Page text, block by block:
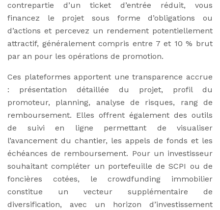
contrepartie d’un ticket d’entrée réduit, vous
financez le projet sous forme d’obligations ou
d’actions et percevez un rendement potentiellement
attractif, généralement compris entre 7 et 10 % brut
par an pour les opérations de promotion.
Ces plateformes apportent une transparence accrue
: présentation détaillée du projet, profil du
promoteur, planning, analyse de risques, rang de
remboursement. Elles offrent également des outils
de suivi en ligne permettant de visualiser
l’avancement du chantier, les appels de fonds et les
échéances de remboursement. Pour un investisseur
souhaitant compléter un portefeuille de SCPI ou de
foncières cotées, le crowdfunding immobilier
constitue un vecteur supplémentaire de
diversification, avec un horizon d’investissement